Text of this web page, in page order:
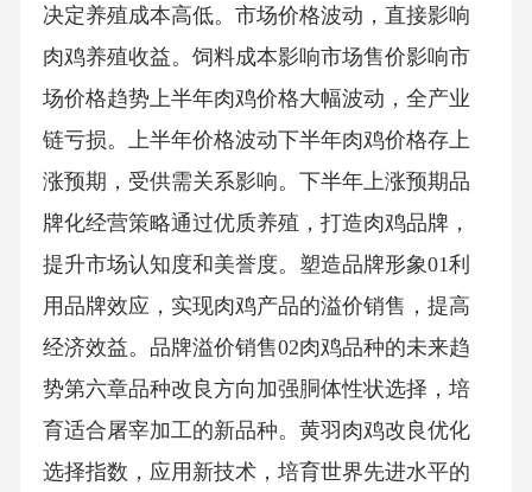
决定养殖成本高低。市场价格波动，直接影响
肉鸡养殖收益。饲料成本影响市场售价影响市
场价格趋势上半年肉鸡价格大幅波动，全产业
链亏损。上半年价格波动下半年肉鸡价格存上
涨预期，受供需关系影响。下半年上涨预期品
牌化经营策略通过优质养殖，打造肉鸡品牌，
提升市场认知度和美誉度。塑造品牌形象01利
用品牌效应，实现肉鸡产品的溢价销售，提高
经济效益。品牌溢价销售02肉鸡品种的未来趋
势第六章品种改良方向加强胴体性状选择，培
育适合屠宰加工的新品种。黄羽肉鸡改良优化
选择指数，应用新技术，培育世界先进水平的